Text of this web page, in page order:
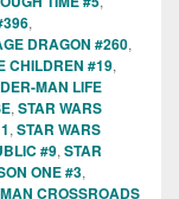
,
DRAGON #260,
CHILDREN #19,
MAN LIFE
, STAR WARS
, STAR WARS
#9, STAR
ONE #3,
CROSSROADS